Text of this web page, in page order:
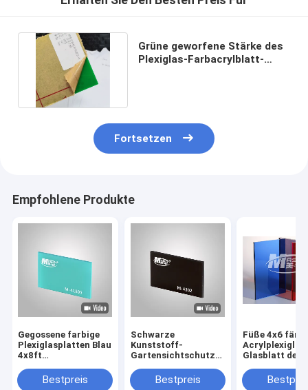
Grüne geworfene Stärke des
Plexiglas-Farbacrylblatt-
Fortsetzen
Empfohlene Produkte
Gegossene farbige
Plexiglasplatten Blau
4x8ft
für WändeBestpreis
Schwarze
Kunststoff-
Gartensichtschutzwand
1220x2440mm
4*8FT
Bestpreis
Füße 4x6
Glasblatt des